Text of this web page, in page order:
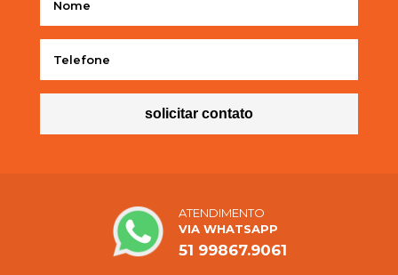
solicitar contato
ATENDIMENTO
VIA WHATSAPP
51 99867.9061